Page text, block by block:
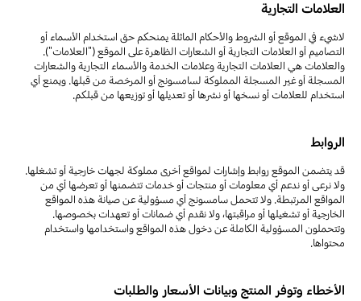
العلامات التجارية
لاشيء في الموقع أو الشروط والأحكام الماثلة يمنحكم حق استخدام الأسماء أو
التصاميم أو العلامات التجارية أو الشعارات الظاهرة على الموقع ("العلامات").
والعلامات هي العلامات التجارية وعلامات الخدمة والأسماء التجارية والشعارات
المسجلة أو غير المسجلة المملوكة لسامسونج أو المرخصة من قبلها. ويمنع أي
استخدام للعلامات أو نسخها أو نشرها أو تعديلها أو توزيعها من قبلكم.
الروابط
قد يتضمن الموقع روابط وإشارات لمواقع أخرى مملوكة لجهات خارجية أو تشغلها.
ولا نرعى أو ندعم أي معلومات أو منتجات أو خدمات تتضمنها أو تعرضها أي من
المواقع المرتبطة. ولا تتحمل سامسونج أي مسؤولية عن صيانة هذه المواقع
الخارجية أو تشغيلها أو مراقبتها، ولا نقدم أي ضمانات أو تعهدات بخصوصها.
وتتحملون المسؤولية الكاملة عن دخول هذه المواقع واستخدامها واستخدام
محتواها.
الأخطاء وتوفر المنتج وبيانات الأسعار والطلبات